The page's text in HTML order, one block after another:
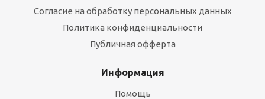
Согласие на обработку персональных данных
Политика конфиденциальности
Публичная офферта
Информация
Помощь